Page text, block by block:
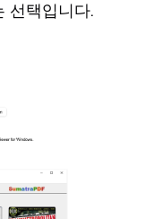
선택입니다.